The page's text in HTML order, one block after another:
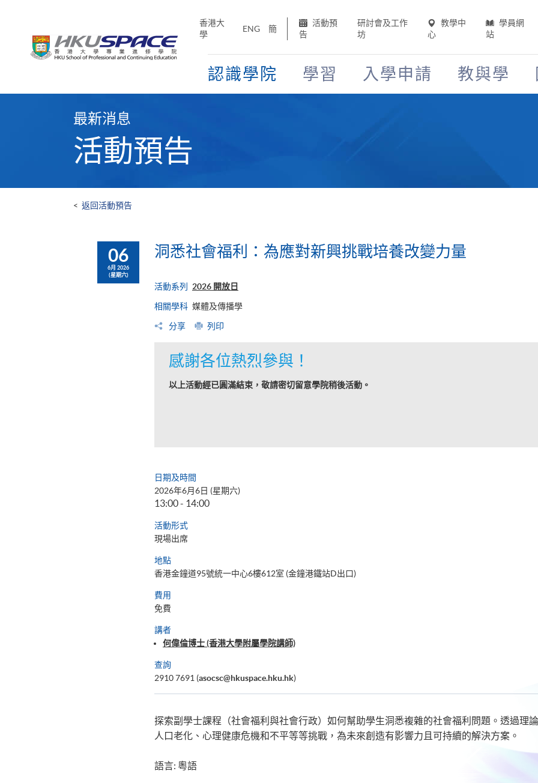
香港大
學
ENG 簡
活動預
告
研討會及工作
坊
教學中
心
學員網
站
認識學院 學習 入學申請 教與學
最新消息
活動預告
< 返回活動預告
06
6月 2026
(星期六)
洞悉社會福利：為應對新興挑戰培養改變力量
活動系列 2026 開放日
相關學科 媒體及傳播學
分享 列印
感謝各位熱烈參與！
以上活動經已圓滿結束，敬請密切留意學院稍後活動。
日期及時間
2026年6月6日 (星期六)
13:00 - 14:00
活動形式
現場出席
地點
香港金鐘道95號統一中心6樓612室 (金鐘港鐵站D出口)
費用
免費
講者
何偉倫博士 (香港大學附屬學院講師)
查詢
2910 7691 (asocsc@hkuspace.hku.hk)
探索副學士課程（社會福利與社會行政）如何幫助學生洞悉複雜的社會福利問題。透過理
人口老化、心理健康危機和不平等等挑戰，為未來創造有影響力且可持續的解決方案。
語言: 粵語